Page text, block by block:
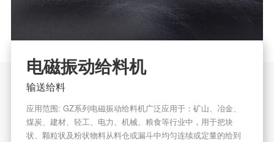
电磁振动给料机
输送给料
应用范围: GZ系列电磁振动给料机广泛应用于：矿山、冶金、
煤炭、建材、轻工、电力、机械、粮食等行业中，用于把块
状、颗粒状及粉状物料从料仓或漏斗中均匀连续或定量的给到